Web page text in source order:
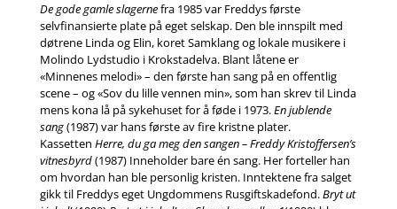
De gode gamle slagernefra 1985 var Freddys første
selvfinansierte plate på eget selskap. Den ble innspilt med
døtrene Linda og Elin, koret Samklang og lokale musikere i
Molindo Lydstudio i Krokstadelva. Blant låtene er
«Minnenes melodi» – den første han sang på en offentlig
scene – og «Sov du lille vennen min», som han skrev til Linda
mens kona lå på sykehuset for å føde i 1973.En jublende
sang(1987) var hans første av fire kristne plater.
Kassetten Herre, du ga meg den sangen – Freddy Kristoffersen’s
vitnesbyrd(1987) Inneholder bare én sang. Her forteller han
om hvordan han ble personlig kristen. Inntektene fra salget
gikk til Freddys eget Ungdommens Rusgiftskadefond.Bryt ut